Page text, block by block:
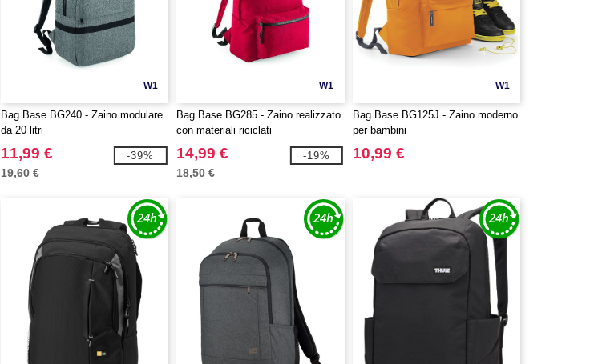
W1
Bag Base BG240 - Zaino modulare
da 20 litri
11,99 €
19,60 €
-39%
W1
Bag Base BG285 - Zaino realizzato
con materiali riciclati
14,99 €
18,50 €
-19%
W1
Bag Base BG125J - Zaino moderno
per bambini
10,99 €